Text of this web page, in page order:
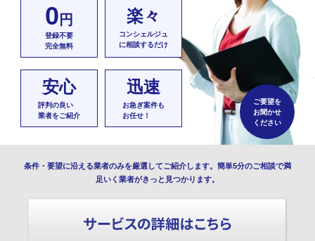
0 円
登録不要
完全無料
楽々
コンシェルジュ
に相談するだけ
安心
評判の良い
業者をご紹介
迅速
お急ぎ案件も
お任せ！
ご要望を
お聞かせ
ください
条件・要望に沿える業者のみを厳選してご紹介します。簡単5分のご相談で満
足いく業者がきっと見つかります。